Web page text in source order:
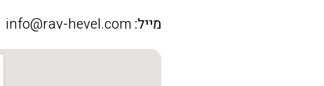
מייל: info@rav-hevel.com